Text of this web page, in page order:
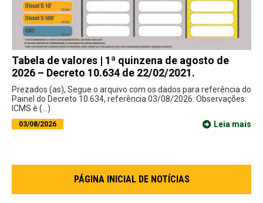
Tabela de valores | 1ª quinzena de agosto de
2026 – Decreto 10.634 de 22/02/2021.
Prezados (as), Segue o arquivo com os dados para referência do
Painel do Decreto 10.634, referência 03/08/2026: Observações:
ICMS è (...)
03/08/2026 Leia mais
PÁGINA INICIAL DE NOTÍCIAS